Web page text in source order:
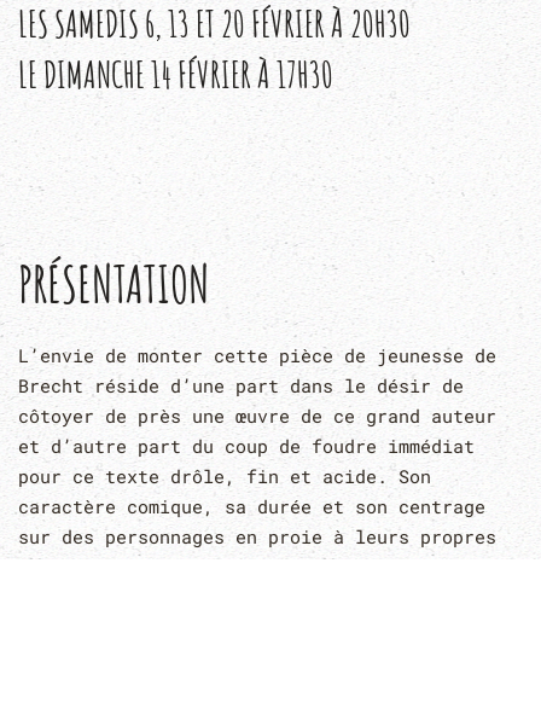
LES SAMEDIS 6, 13 ET 20 FÉVRIER À 20H30
LE DIMANCHE 14 FÉVRIER À 17H30
PRÉSENTATION
L’envie de monter cette pièce de jeunesse de
Brecht réside d’une part dans le désir de
côtoyer de près une œuvre de ce grand auteur
et d’autre part du coup de foudre immédiat
pour ce texte drôle, fin et acide. Son
caractère comique, sa durée et son centrage
sur des personnages en proie à leurs propres
faiblesses dans un monde en déséquilibre y